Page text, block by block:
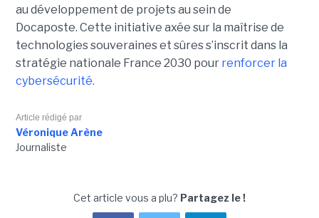
au développement de projets au sein de
Docaposte. Cette initiative axée sur la maîtrise de
technologies souveraines et sûres s’inscrit dans la
stratégie nationale France 2030 pour renforcer la
cybersécurité.
Article rédigé par
Véronique Arène
Journaliste
Cet article vous a plu? Partagez le !